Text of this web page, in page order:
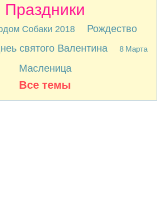
Праздники
Собаки 2018
Рождество
святого Валентина 8 Марта
Масленица
Все темы